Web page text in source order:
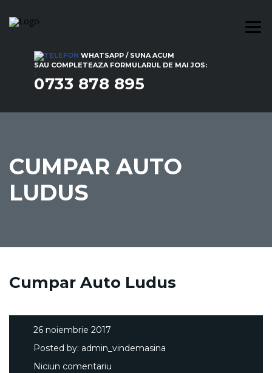
WHATSAPP / SUNA ACUM
SAU COMPLETEAZA FORMULARUL DE MAI JOS:
:
0733 878 895
CUMPAR AUTO
LUDUS
Cumpar Auto Ludus
26 noiembrie 2017
Posted by: admin_vindemasina
Niciun comentariu